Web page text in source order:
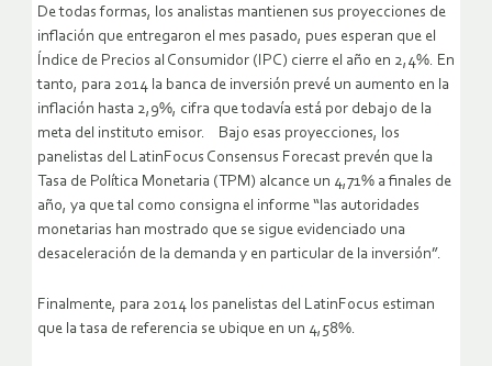
De todas formas, los analistas mantienen sus proyecciones de
inflación que entregaron el mes pasado, pues esperan que el
Índice de Precios al Consumidor (IPC) cierre el año en 2,4%. En
tanto, para 2014 la banca de inversión prevé un aumento en la
inflación hasta 2,9%, cifra que todavía está por debajo de la
meta del instituto emisor. Bajo esas proyecciones, los
panelistas del LatinFocus Consensus Forecast prevén que la
Tasa de Política Monetaria (TPM) alcance un 4,71% a finales de
año, ya que tal como consigna el informe “las autoridades
monetarias han mostrado que se sigue evidenciado una
desaceleración de la demanda y en particular de la inversión”.
Finalmente, para 2014 los panelistas del LatinFocus estiman
que la tasa de referencia se ubique en un 4,58%.